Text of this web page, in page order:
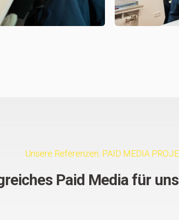
Unsere Referenzen: PAID MEDIA
Paid Media für